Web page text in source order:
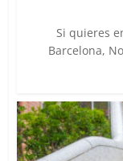
Si quieres
Barcelona,